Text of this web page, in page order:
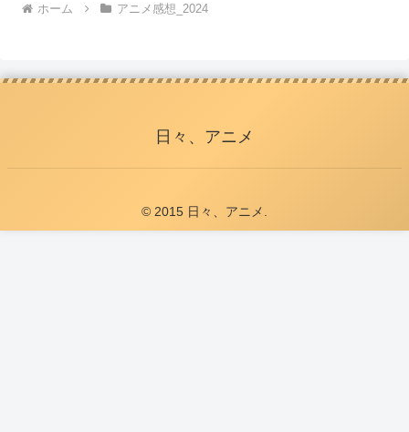
ホーム アニメ感想_2024
日々、アニメ
© 2015 日々、アニメ.